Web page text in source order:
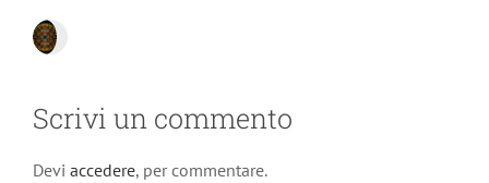
Scrivi un commento
Devi accedere, per commentare.